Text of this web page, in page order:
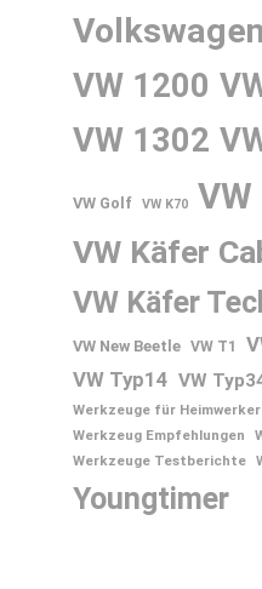
Volkswagen
VW 1200
VW 1302
VW Golf VW K70
VW Käfer
VW Käfer
VW New Beetle VW T1
VW Typ14 VW
Werkzeuge für Heimwerker
Werkzeug Empfehlungen
Werkzeuge Testberichte
Youngtimer